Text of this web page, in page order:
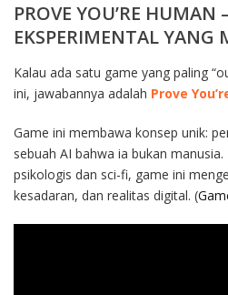
PROVE YOU’RE
EKSPERIMENTAL YANG
Kalau ada satu game yang paling
ini, jawabannya adalah Prove
Game ini membawa konsep unik:
sebuah AI bahwa ia bukan
psikologis dan sci-fi, game ini
kesadaran, dan realitas digital. (